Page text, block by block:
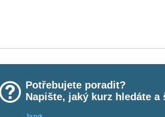
Potřebujete poradit?
Napište, jaký kurz hledáte